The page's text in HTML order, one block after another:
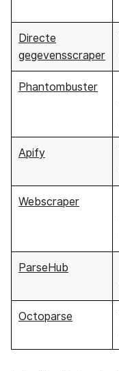
Directe
gegevensscraper
Phantombuster
Apify
Webscraper
ParseHub
Octoparse